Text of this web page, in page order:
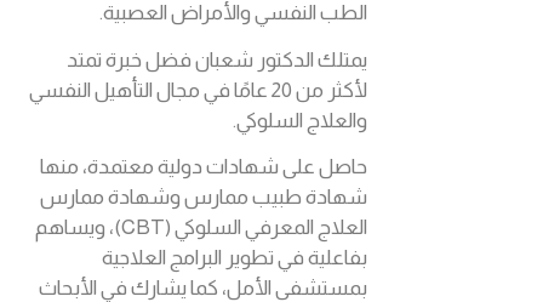
الطب النفسي والأمراض العصبية.
يمتلك الدكتور شعبان فضل خبرة تمتد
لأكثر من 20 عامًا في مجال التأهيل النفسي
والعلاج السلوكي.
حاصل على شهادات دولية معتمدة، منها
شهادة طبيب ممارس وشهادة ممارس
العلاج المعرفي السلوكي (CBT)، ويساهم
بفاعلية في تطوير البرامج العلاجية
بمستشفى الأمل، كما يشارك في الأبحاث